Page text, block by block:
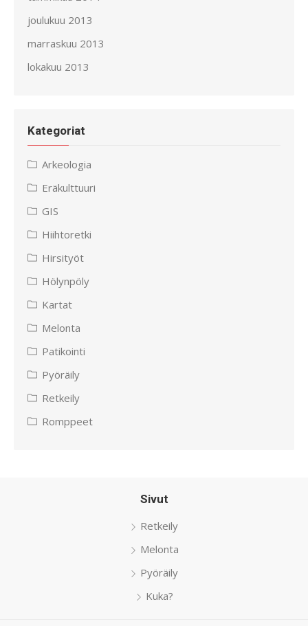
joulukuu 2013
marraskuu 2013
lokakuu 2013
Kategoriat
Arkeologia
Eräkulttuuri
GIS
Hiihtoretki
Hirsityöt
Hölynpöly
Kartat
Melonta
Patikointi
Pyöräily
Retkeily
Romppeet
Sivut
Retkeily
Melonta
Pyöräily
Kuka?